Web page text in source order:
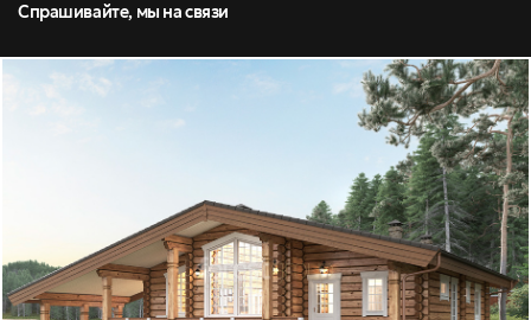
Спрашивайте, мы на связи